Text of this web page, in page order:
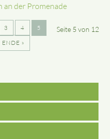
an der Promenade
Seite 5 von 12
3 4
5
ENDE »